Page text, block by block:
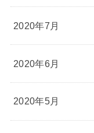
2020年7月
2020年6月
2020年5月